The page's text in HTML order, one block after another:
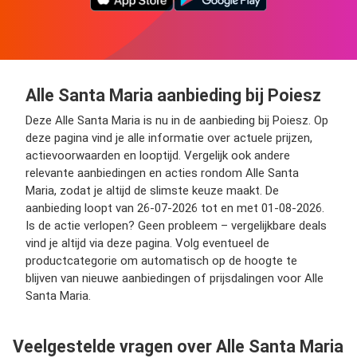
Alle Santa Maria aanbieding bij Poiesz
Deze Alle Santa Maria is nu in de aanbieding bij Poiesz. Op
deze pagina vind je alle informatie over actuele prijzen,
actievoorwaarden en looptijd. Vergelijk ook andere
relevante aanbiedingen en acties rondom Alle Santa
Maria, zodat je altijd de slimste keuze maakt. De
aanbieding loopt van 26-07-2026 tot en met 01-08-2026.
Is de actie verlopen? Geen probleem – vergelijkbare deals
vind je altijd via deze pagina. Volg eventueel de
productcategorie om automatisch op de hoogte te
blijven van nieuwe aanbiedingen of prijsdalingen voor Alle
Santa Maria.
Veelgestelde vragen over Alle Santa Maria